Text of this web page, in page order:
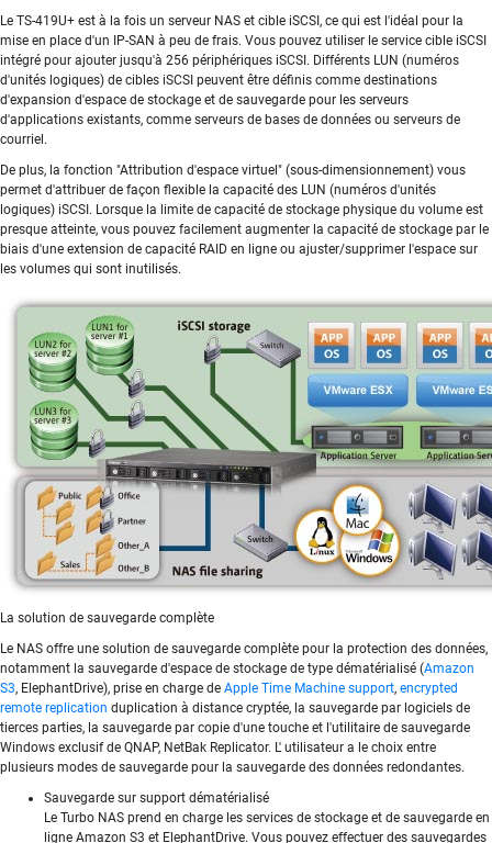
Le TS-419U+ est à la fois un serveur NAS et cible iSCSI, ce qui est l'idéal pour la
mise en place d'un IP-SAN à peu de frais. Vous pouvez utiliser le service cible iSCSI
intégré pour ajouter jusqu'à 256 périphériques iSCSI. Différents LUN (numéros
d'unités logiques) de cibles iSCSI peuvent être définis comme destinations
d'expansion d'espace de stockage et de sauvegarde pour les serveurs
d'applications existants, comme serveurs de bases de données ou serveurs de
courriel.
De plus, la fonction "Attribution d'espace virtuel" (sous-dimensionnement) vous
permet d'attribuer de façon flexible la capacité des LUN (numéros d'unités
logiques) iSCSI. Lorsque la limite de capacité de stockage physique du volume est
presque atteinte, vous pouvez facilement augmenter la capacité de stockage par le
biais d'une extension de capacité RAID en ligne ou ajuster/supprimer l'espace sur
les volumes qui sont inutilisés.
La solution de sauvegarde complète
Le NAS offre une solution de sauvegarde complète pour la protection des données,
notamment la sauvegarde d'espace de stockage de type dématérialisé (Amazon
S3, ElephantDrive), prise en charge de Apple Time Machine support, encrypted
remote replication duplication à distance cryptée, la sauvegarde par logiciels de
tierces parties, la sauvegarde par copie d'une touche et l'utilitaire de sauvegarde
Windows exclusif de QNAP, NetBak Replicator. L' utilisateur a le choix entre
plusieurs modes de sauvegarde pour la sauvegarde des données redondantes.
Sauvegarde sur support dématérialisé
Le Turbo NAS prend en charge les services de stockage et de sauvegarde en
ligne Amazon S3 et ElephantDrive. Vous pouvez effectuer des sauvegardes